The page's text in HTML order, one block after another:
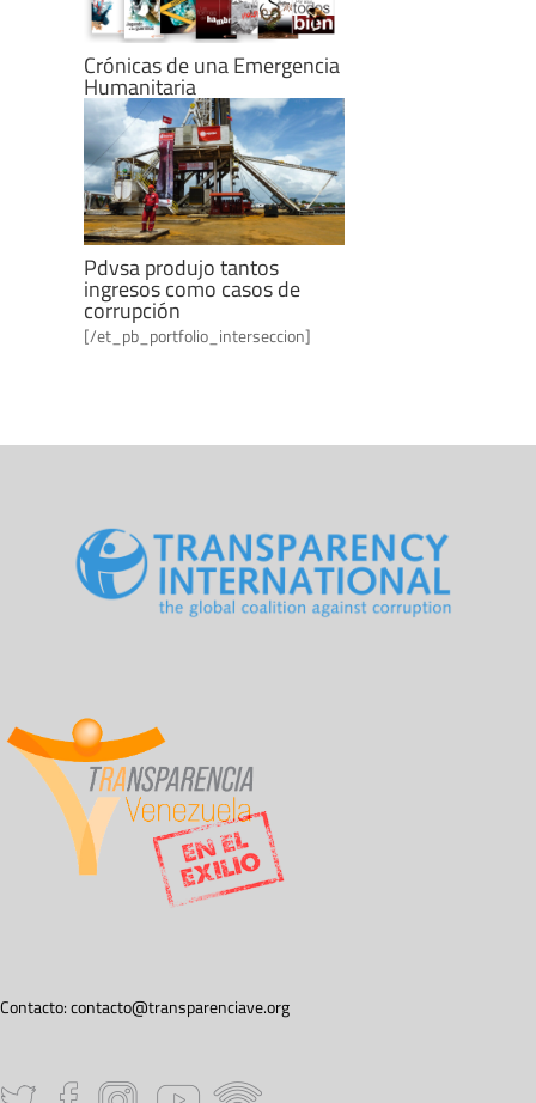
Crónicas de una Emergencia
Humanitaria
Pdvsa produjo tantos
ingresos como casos de
corrupción
[/et_pb_portfolio_interseccion]
Contacto:contacto@transparenciave.org